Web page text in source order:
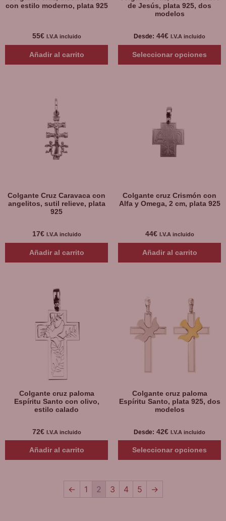
con estilo moderno, plata 925
55€ I.V.A incluido
Añadir al carrito
de Jesús, plata 925, dos
modelos
Desde: 44€ I.V.A incluido
Seleccionar opciones
Colgante Cruz Caravaca con
angelitos, sutil relieve, plata
925
17€ I.V.A incluido
Añadir al carrito
Colgante cruz Crismón con
Alfa y Omega, 2 cm, plata 925
44€ I.V.A incluido
Añadir al carrito
Colgante cruz paloma
Espíritu Santo con olivo,
estilo calado
72€ I.V.A incluido
Añadir al carrito
Colgante cruz paloma
Espíritu Santo, plata 925, dos
modelos
Desde: 42€ I.V.A incluido
Seleccionar opciones
← 1 2 3 4 5 →